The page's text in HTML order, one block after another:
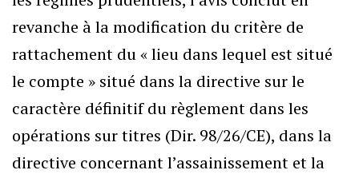
revanche à la modification du critère de
rattachement du « lieu dans lequel est situé
le compte » situé dans la directive sur le
caractère définitif du règlement dans les
opérations sur titres (Dir. 98/26/CE), dans la
directive concernant l’assainissement et la